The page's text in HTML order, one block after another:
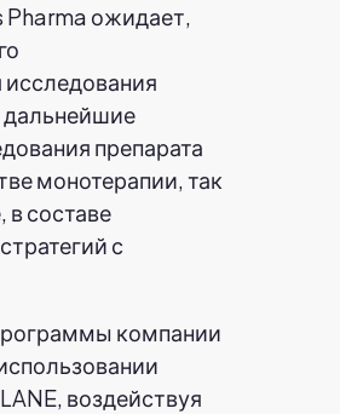
ожидает,
дальнейшие
препарата
монотерапии, так
в составе
с
компании
воздействуя